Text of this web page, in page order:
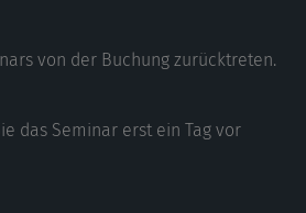
von der Buchung zurücktreten.
das Seminar erst ein Tag vor